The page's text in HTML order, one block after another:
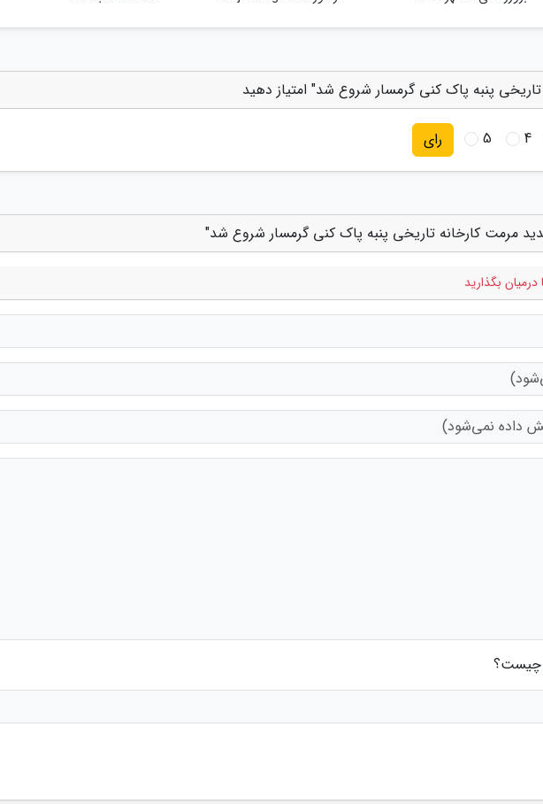
پنبه پاک کنی گرمسار شروع شد" امتیاز دهید
4
5 رای
مرمت کارخانه تاریخی پنبه پاک کنی گرمسار شروع شد"
درمیان بگذارید
چیست؟